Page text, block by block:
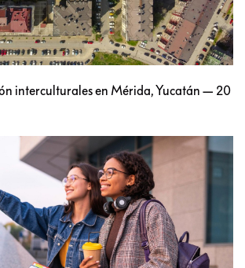
interculturales en Mérida, Yucatán — 20